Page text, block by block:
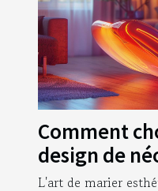
Comment
design de
intérieur
L'art de marier